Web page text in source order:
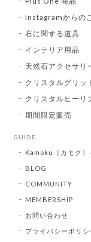
Instagramからの
石に関する道具
インテリア用品
天然石アクセサリ
クリスタルグリッ
クリスタルヒーリ
期間限定販売
GUIDE
Kamoku［カモク］
BLOG
COMMUNITY
MEMBERSHIP
お問い合わせ
プライバシーポリシ